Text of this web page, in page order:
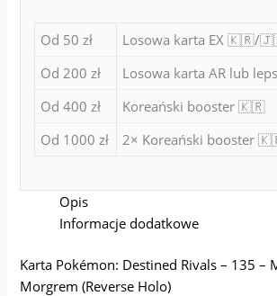
Od 50 zł
Losowa karta EX 🇰🇷/
Od 200 zł
Losowa karta AR lub
Od 400 zł
Koreański booster 🇰🇷
Od 1000 zł
2× Koreański booster
Opis
Informacje dodatkowe
Karta Pokémon: Destined Rivals – 135 –
Morgrem (Reverse Holo)